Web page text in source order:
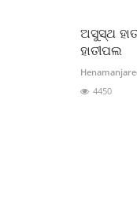
ଅସୁସ୍ଥ
ହାତୀପଲ
4450